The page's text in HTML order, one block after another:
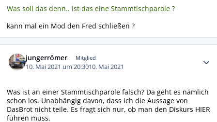
Was soll das denn.. ist das eine Stammtischparole ?
kann mal ein Mod den Fred schließen ?
jungerrömer Mitglied
10. Mai 2021 um 20:3010. Mai 2021
Was ist an einer Stammtischparole falsch? Da geht es nämlich
schon los. Unabhängig davon, dass ich die Aussage von
DasBrot nicht teile. Es fragt sich nur, ob man den Diskurs HIER
führen muss.